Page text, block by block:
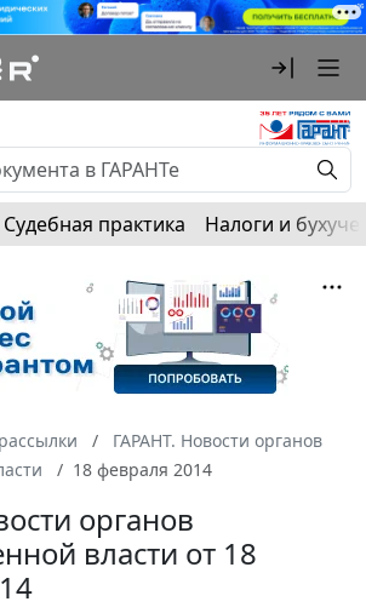
Судебная практика Налоги и
ГАРАНТ. Новости органов
18 февраля 2014
органов
власти от 18